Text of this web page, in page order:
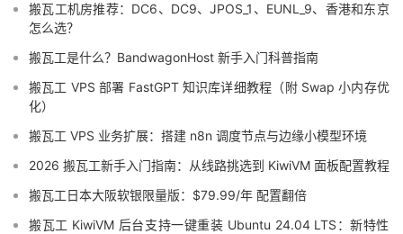
搬瓦工机房推荐：DC6、DC9、JPOS_1、EUNL_9、香港和东京
怎么选？
搬瓦工是什么？BandwagonHost 新手入门科普指南
搬瓦工 VPS 部署 FastGPT 知识库详细教程（附 Swap 小内存优
化）
搬瓦工 VPS 业务扩展：搭建 n8n 调度节点与边缘小模型环境
2026 搬瓦工新手入门指南：从线路挑选到 KiwiVM 面板配置教程
搬瓦工日本大阪软银限量版：$79.99/年 配置翻倍
搬瓦工 KiwiVM 后台支持一键重装 Ubuntu 24.04 LTS：新特性